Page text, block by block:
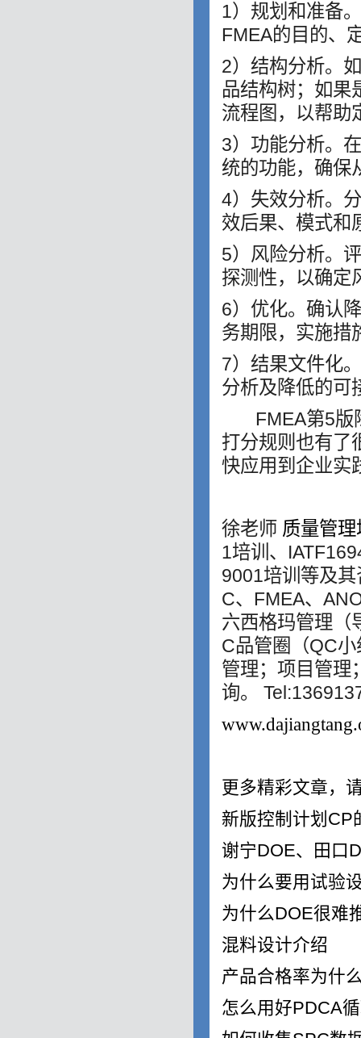
1）规划和准备
FMEA的目的、
2）结构分析。
品结构树；如果
流程图，以帮助
3）功能分析。
统的功能，确保
4）失效分析。
效后果、模式和
5）风险分析。
探测性，以确定
6）优化。确认
务期限，实施措
7）结果文件化
分析及降低的可
FMEA第5版
打分规则也有了
快应用到企业实
徐老师 质量管
1培训、
9001培训等及
C、FMEA、
六西格玛管理（
C品管圈（QC
管理；项目管理
询。
更多精彩文章，
新版控制计划 CP
谢宁DOE、田口
为什么要用试验
为什么DOE很难
混料设计介绍
产品合格率为什
怎么用好PDCA